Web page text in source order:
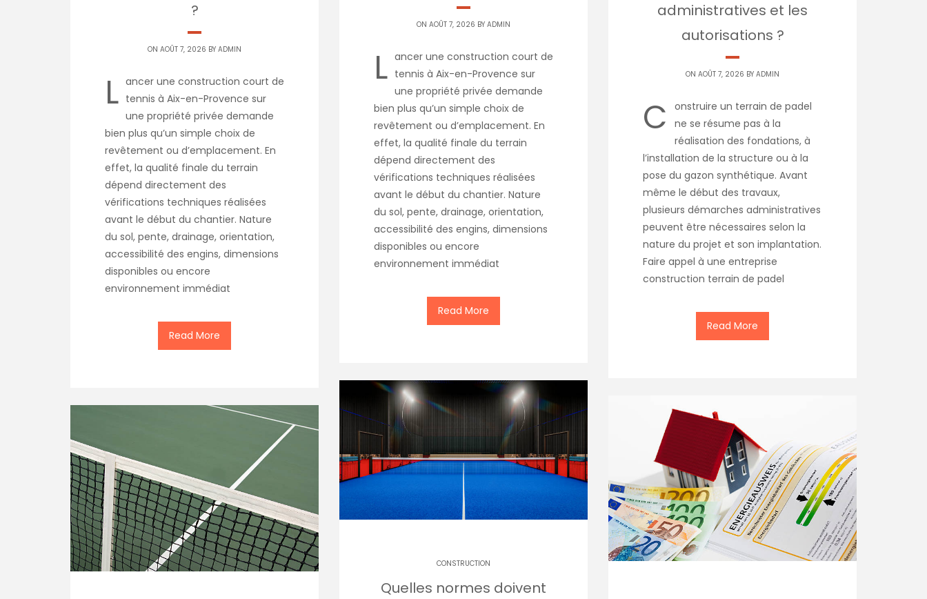
?
ON AOÛT 7, 2026 BY ADMIN
L ancer une construction court de
tennis à Aix-en-Provence sur
une propriété privée demande
bien plus qu’un simple choix de
revêtement ou d’emplacement. En
effet, la qualité finale du terrain
dépend directement des
vérifications techniques réalisées
avant le début du chantier. Nature
du sol, pente, drainage, orientation,
accessibilité des engins, dimensions
disponibles ou encore
environnement immédiat
Read More
ON AOÛT 7, 2026 BY ADMIN
L ancer une construction court de
tennis à Aix-en-Provence sur
une propriété privée demande
bien plus qu’un simple choix de
revêtement ou d’emplacement. En
effet, la qualité finale du terrain
dépend directement des
vérifications techniques réalisées
avant le début du chantier. Nature
du sol, pente, drainage, orientation,
accessibilité des engins, dimensions
disponibles ou encore
environnement immédiat
Read More
administratives et les
autorisations ?
ON AOÛT 7, 2026 BY ADMIN
C
onstruire un terrain de padel
ne se résume pas à la
réalisation des fondations, à
l’installation de la structure ou à la
pose du gazon synthétique. Avant
même le début des travaux,
plusieurs démarches administratives
peuvent être nécessaires selon la
nature du projet et son implantation.
Faire appel à une entreprise
construction terrain de padel
Read More
CONSTRUCTION
Quelles normes doivent